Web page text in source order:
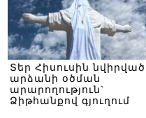
Տեր Հիսուսին նվիրված
արձանի օծման
արարողություն`
Ձիթհանքով գյուղում